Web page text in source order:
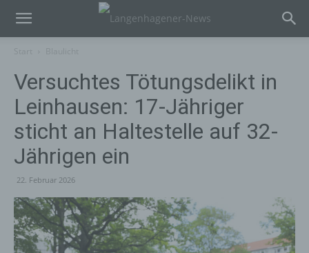
Versuchtes Tötungsdelikt in
Leinhausen: 17-Jähriger
sticht an Haltestelle auf 32-
Jährigen ein
22. Februar 2026